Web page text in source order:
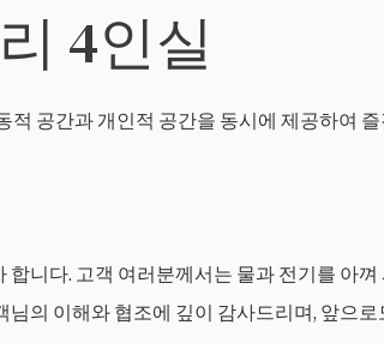
4인실
공간과 개인적 공간을 동시에 제공하여
니다. 고객 여러분께서는 물과 전기를 아껴
의 이해와 협조에 깊이 감사드리며, 앞으